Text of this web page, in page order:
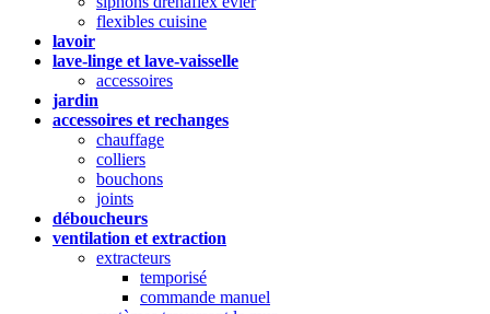
flexibles cuisine
lavoir
lave-linge et lave-vaisselle
accessoires
jardin
accessoires et rechanges
chauffage
colliers
bouchons
joints
déboucheurs
ventilation et extraction
extracteurs
temporisé
commande manuel